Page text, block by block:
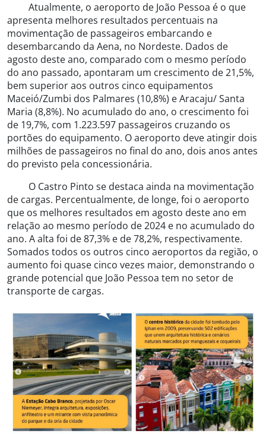
Atualmente, o aeroporto de João Pessoa é o que
apresenta melhores resultados percentuais na
movimentação de passageiros embarcando e
desembarcando da Aena, no Nordeste. Dados de
agosto deste ano, comparado com o mesmo período
do ano passado, apontaram um crescimento de 21,5%,
bem superior aos outros cinco equipamentos
Maceió/Zumbi dos Palmares (10,8%) e Aracaju/ Santa
Maria (8,8%). No acumulado do ano, o crescimento foi
de 19,7%, com 1.223.597 passageiros cruzando os
portões do equipamento. O aeroporto deve atingir dois
milhões de passageiros no final do ano, dois anos antes
do previsto pela concessionária.
O Castro Pinto se destaca ainda na movimentação
de cargas. Percentualmente, de longe, foi o aeroporto
que os melhores resultados em agosto deste ano em
relação ao mesmo período de 2024 e no acumulado do
ano. A alta foi de 87,3% e de 78,2%, respectivamente.
Somados todos os outros cinco aeroportos da região, o
aumento foi quase cinco vezes maior, demonstrando o
grande potencial que João Pessoa tem no setor de
transporte de cargas.